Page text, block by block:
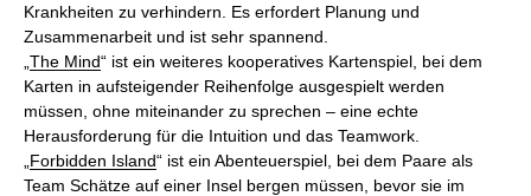
Krankheiten zu verhindern. Es erfordert Planung und
Zusammenarbeit und ist sehr spannend.
The Mind“ ist ein weiteres kooperatives Kartenspiel, bei dem
Karten in aufsteigender Reihenfolge ausgespielt werden
müssen, ohne miteinander zu sprechen – eine echte
Herausforderung für die Intuition und das Teamwork.
Forbidden Island“ ist ein Abenteuerspiel, bei dem Paare als
Team Schätze auf einer Insel bergen müssen, bevor sie im